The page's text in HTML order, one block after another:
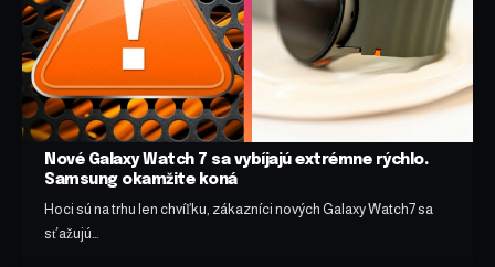
Nové Galaxy Watch 7 sa vybíjajú extrémne rýchlo.
Samsung okamžite koná
Hoci sú na trhu len chvíľku, zákazníci nových Galaxy Watch7 sa
sťažujú…